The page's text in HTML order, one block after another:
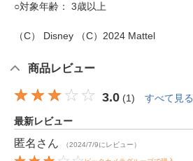
○対象年齢： 3歳以上
（C） Disney （C）2024 Mattel
商品レビュー
3.0 (1) すべて見る
最新レビュー
匿名 さん （2024/7/9にレビュー）